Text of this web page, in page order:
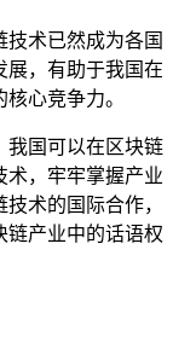
术已然成为各国
展，有助于我国在
心竞争力。
我国可以在区块链
术，牢牢掌握产业
术的国际合作，
链产业中的话语权